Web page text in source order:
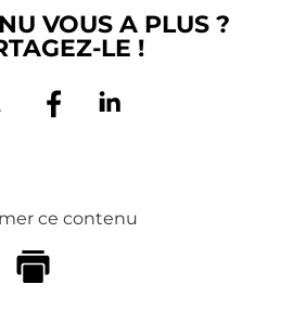
VOUS A PLUS ?
LE !
ce contenu